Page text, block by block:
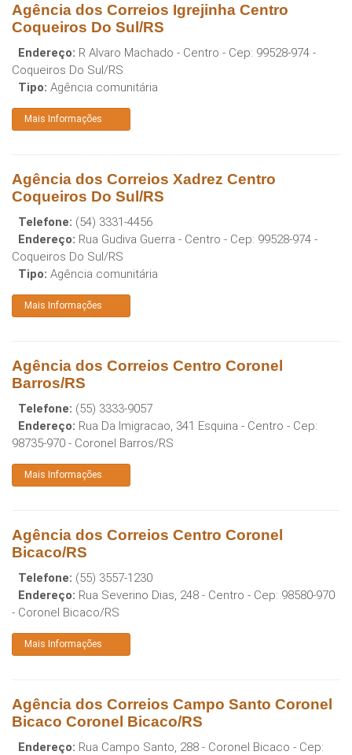
Agência dos Correios Igrejinha Centro
Coqueiros Do Sul/RS
Endereço: R Alvaro Machado - Centro - Cep: 99528-974 -
Coqueiros Do Sul/RS
Tipo: Agência comunitária
Mais Informações
Agência dos Correios Xadrez Centro
Coqueiros Do Sul/RS
Telefone: (54) 3331-4456
Endereço: Rua Gudiva Guerra - Centro - Cep: 99528-974 -
Coqueiros Do Sul/RS
Tipo: Agência comunitária
Mais Informações
Agência dos Correios Centro Coronel
Barros/RS
Telefone: (55) 3333-9057
Endereço: Rua Da Imigracao, 341 Esquina - Centro - Cep:
98735-970 - Coronel Barros/RS
Mais Informações
Agência dos Correios Centro Coronel
Bicaco/RS
Telefone: (55) 3557-1230
Endereço: Rua Severino Dias, 248 - Centro - Cep: 98580-970
- Coronel Bicaco/RS
Mais Informações
Agência dos Correios Campo Santo Coronel
Bicaco Coronel Bicaco/RS
Endereço: Rua Campo Santo, 288 - Coronel Bicaco - Cep: